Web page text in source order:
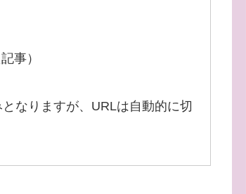
事）
なりますが、URLは自動的に切